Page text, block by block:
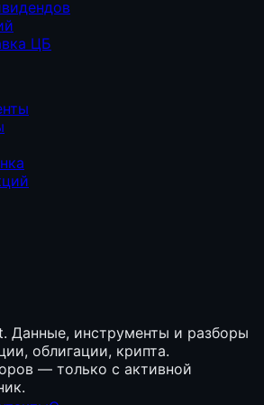
ЦБ
Данные, инструменты и разборы
облигации, крипта.
— только с активной